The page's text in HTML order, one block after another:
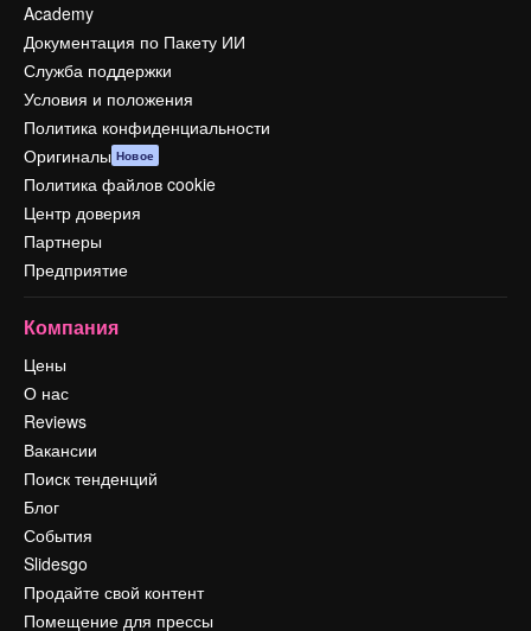
Academy
Документация по Пакету ИИ
Служба поддержки
Условия и положения
Политика конфиденциальности
Оригиналы Новое
Политика файлов cookie
Центр доверия
Партнеры
Предприятие
Компания
Цены
О нас
Reviews
Вакансии
Поиск тенденций
Блог
События
Slidesgo
Продайте свой контент
Помещение для прессы